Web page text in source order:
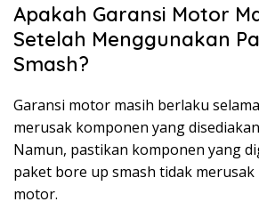
Apakah Garansi Motor
Setelah Menggunakan
Smash?
Garansi motor masih berlaku
merusak komponen yang
Namun, pastikan komponen yang
paket bore up smash tidak
motor.